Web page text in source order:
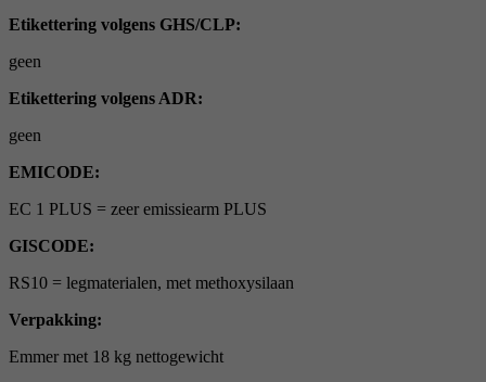
Etikettering volgens GHS/CLP:
geen
Etikettering volgens ADR:
geen
EMICODE:
EC 1 PLUS = zeer emissiearm PLUS
GISCODE:
RS10 = legmaterialen, met methoxysilaan
Verpakking:
Emmer met 18 kg nettogewicht